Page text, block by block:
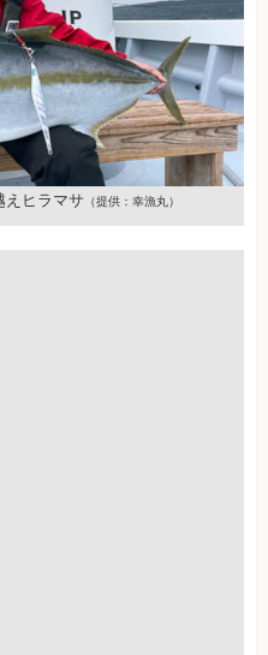
えヒラマサ （提供：幸漁丸）